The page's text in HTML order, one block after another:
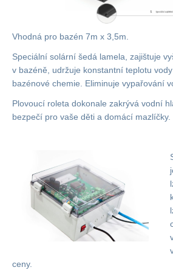
Vhodná pro bazén 7m x 3,5m.
Speciální solární šedá lamela, zajištuje
v bazéně, udržuje konstantní teplotu
bazénové chemie. Eliminuje vypařování
Plovoucí roleta dokonale zakrývá vodní
bezpečí pro vaše děti a domácí mazlíčky.
ceny.